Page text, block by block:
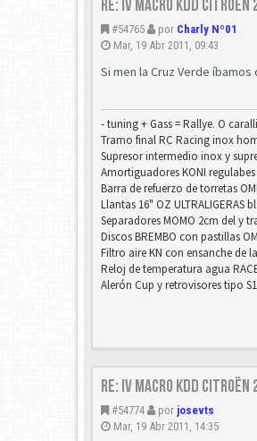
Re: IV Macro KDD
#54765 por Charly Nº01
Mar, 19 Abr 2011, 09:43
Si men la Cruz Verde íbamos
- tuning + Gass = Rallye. O
Tramo final RC Racing inox
Supresor intermedio inox y
Amortiguadores KONI
Barra de refuerzo de torretas
Llantas 16" OZ ULTRALIGERAS
Separadores MOMO 2cm del y
Discos BREMBO con pastillas
Filtro aire KN con ensanche de
Reloj de temperatura agua
Alerón Cup y retrovisores tipo
Re: IV Macro KDD
#54774 por josevts
Mar, 19 Abr 2011, 14:35